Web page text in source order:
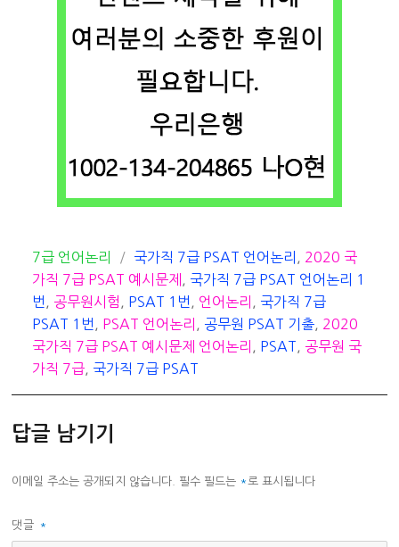
카
테
고
리
7급 언어논리
태
그
국가직 7급 PSAT 언어논리
2020 국
가직 7급 PSAT 예시문제
국가직 7급 PSAT 언어논리 1
번
공무원시험 PSAT 1번 언어논리
국가직 7급
PSAT 1번
PSAT 언어논리 공무원 PSAT 기출
2020
국가직 7급 PSAT 예시문제 언어논리
PSAT
공무원 국
가직 7급
국가직 7급 PSAT
답글 남기기
이메일 주소는 공개되지 않습니다. 필수 필드는 *로 표시됩니다
댓글 *